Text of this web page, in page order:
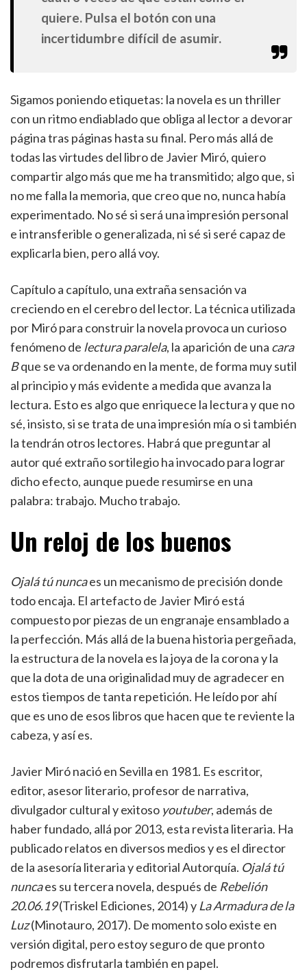
quiere. Pulsa el botón con una
incertidumbre difícil de asumir.
Sigamos poniendo etiquetas: la novela es un thriller
con un ritmo endiablado que obliga al lector a devorar
página tras páginas hasta su final. Pero más allá de
todas las virtudes del libro de Javier Miró, quiero
compartir algo más que me ha transmitido; algo que, si
no me falla la memoria, que creo que no, nunca había
experimentado. No sé si será una impresión personal
e intransferible o generalizada, ni sé si seré capaz de
explicarla bien, pero allá voy.
Capítulo a capítulo, una extraña sensación va
creciendo en el cerebro del lector. La técnica utilizada
por Miró para construir la novela provoca un curioso
fenómeno de lectura paralela, la aparición de una cara
Bque se va ordenando en la mente, de forma muy sutil
al principio y más evidente a medida que avanza la
lectura. Esto es algo que enriquece la lectura y que no
sé, insisto, si se trata de una impresión mía o si también
la tendrán otros lectores. Habrá que preguntar al
autor qué extraño sortilegio ha invocado para lograr
dicho efecto, aunque puede resumirse en una
palabra: trabajo. Mucho trabajo.
Un reloj de los buenos
Ojalá tú nuncaes un mecanismo de precisión donde
todo encaja. El artefacto de Javier Miró está
compuesto por piezas de un engranaje ensamblado a
la perfección. Más allá de la buena historia pergeñada,
la estructura de la novela es la joya de la corona y la
que la dota de una originalidad muy de agradecer en
estos tiempos de tanta repetición. He leído por ahí
que es uno de esos libros que hacen que te reviente la
cabeza, y así es.
Javier Miró nació en Sevilla en 1981. Es escritor,
editor, asesor literario, profesor de narrativa,
divulgador cultural y exitoso youtuber, además de
haber fundado, allá por 2013, esta revista literaria. Ha
publicado relatos en diversos medios y es el director
de la asesoría literaria y editorial Autorquía. Ojalá tú
nuncaes su tercera novela, después de Rebelión
20.06.19(Triskel Ediciones, 2014) y La Armadura de la
Luz(Minotauro, 2017). De momento solo existe en
versión digital, pero estoy seguro de que pronto
podremos disfrutarla también en papel.